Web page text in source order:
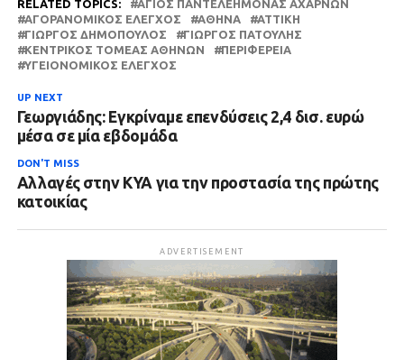
RELATED TOPICS:
ΆΓΙΟΣ ΠΑΝΤΕΛΕΉΜΟΝΑΣ ΑΧΑΡΝΏΝ
ΑΓΟΡΑΝΟΜΙΚΌΣ ΈΛΕΓΧΟΣ
ΑΘΉΝΑ
ΑΤΤΙΚΗ
ΓΙΏΡΓΟΣ ΔΗΜΌΠΟΥΛΟΣ
ΓΙΏΡΓΟΣ ΠΑΤΟΎΛΗΣ
ΚΕΝΤΡΙΚΌΣ ΤΟΜΈΑΣ ΑΘΗΝΏΝ
ΠΕΡΙΦΈΡΕΙΑ
ΥΓΕΙΟΝΟΜΙΚΌΣ ΈΛΕΓΧΟΣ
UP NEXT
Γεωργιάδης: Εγκρίναμε επενδύσεις 2,4 δισ. ευρώ
μέσα σε μία εβδομάδα
DON'T MISS
Αλλαγές στην ΚΥΑ για την προστασία της πρώτης
κατοικίας
ADVERTISEMENT